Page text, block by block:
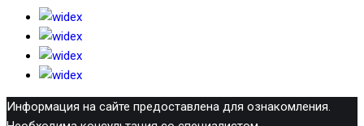
Информация на сайте предоставлена для ознакомления.